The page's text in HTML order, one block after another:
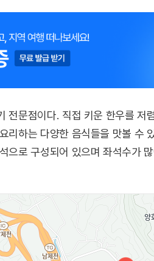
전문점이다. 직접 키운 한우를
리하는 다양한 음식들을 맛볼 수
으로 구성되어 있으며 좌석수가